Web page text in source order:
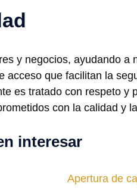
y negocios, ayudando
que facilitan la
es tratado con respeto y
con la calidad y
interesar
Apertura de